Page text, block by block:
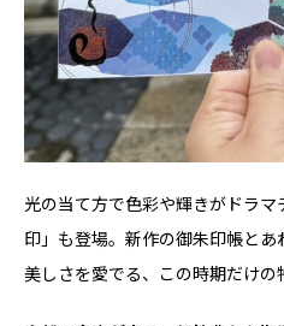
光の当て方で色彩や輝きがドラ
印」も登場。新作の御朱印帳と
美しさを愛でる、この時期だけの